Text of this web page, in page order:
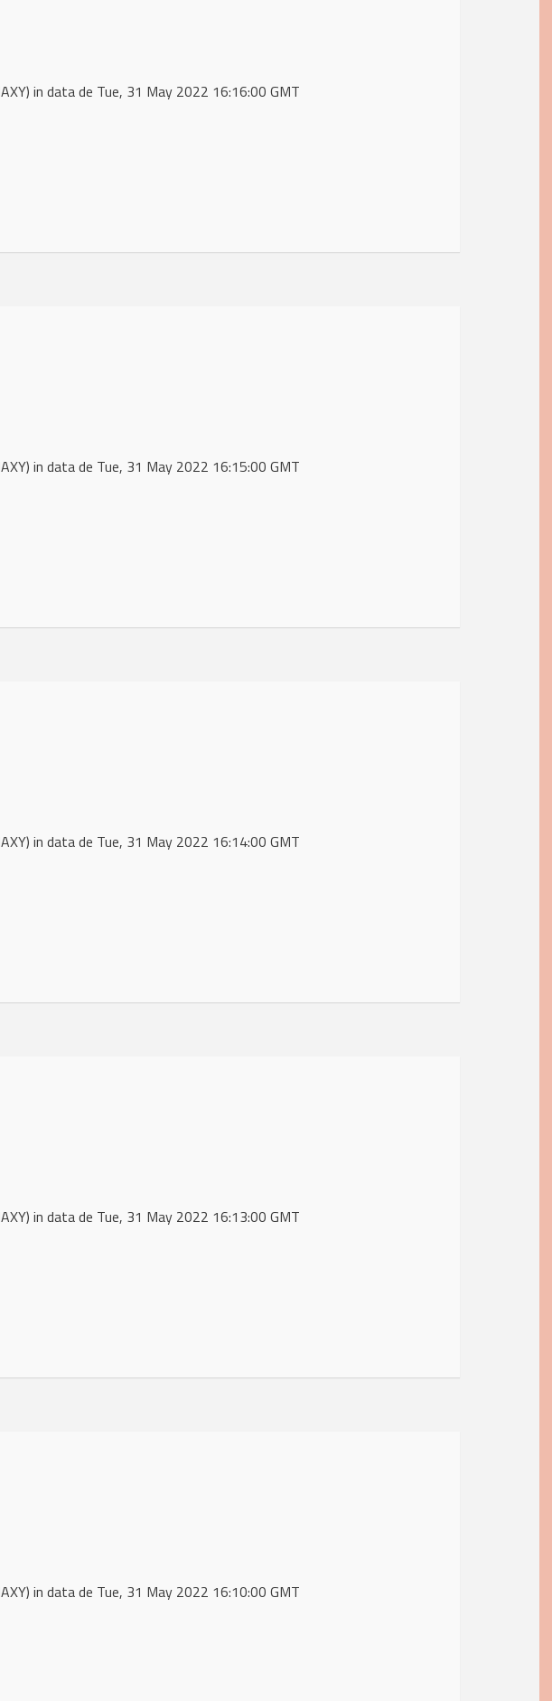
in data de Tue, 31 May 2022 16:16:00 GMT
in data de Tue, 31 May 2022 16:15:00 GMT
in data de Tue, 31 May 2022 16:14:00 GMT
in data de Tue, 31 May 2022 16:13:00 GMT
in data de Tue, 31 May 2022 16:10:00 GMT